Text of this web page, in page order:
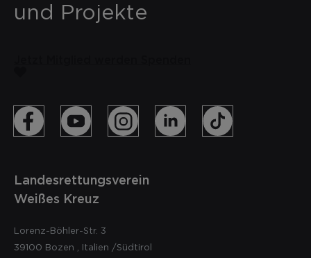
und Projekte
Landesrettungsverein
Weißes Kreuz
Lorenz-Böhler-Str. 3
39100 Bozen Italien /Südtirol